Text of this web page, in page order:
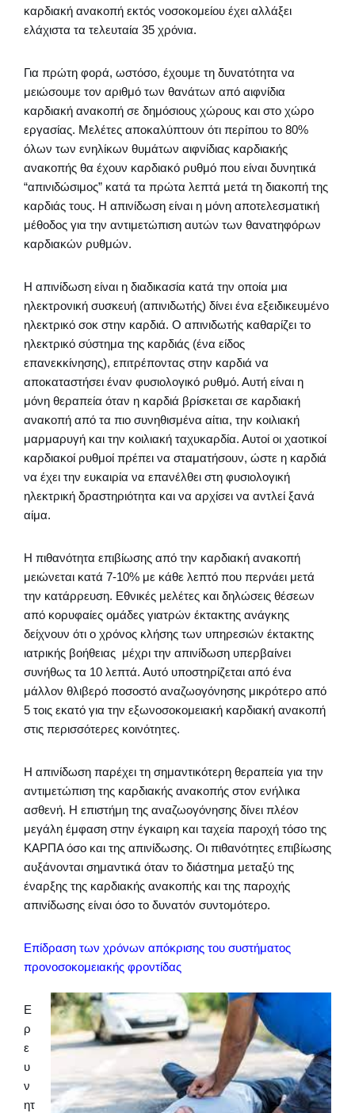
καρδιακή ανακοπή εκτός νοσοκομείου έχει αλλάξει
ελάχιστα τα τελευταία 35 χρόνια.
Για πρώτη φορά, ωστόσο, έχουμε τη δυνατότητα να
μειώσουμε τον αριθμό των θανάτων από αιφνίδια
καρδιακή ανακοπή σε δημόσιους χώρους και στο χώρο
εργασίας. Μελέτες αποκαλύπτουν ότι περίπου το 80%
όλων των ενηλίκων θυμάτων αιφνίδιας καρδιακής
ανακοπής θα έχουν καρδιακό ρυθμό που είναι δυνητικά
“απινιδώσιμος” κατά τα πρώτα λεπτά μετά τη διακοπή της
καρδιάς τους. Η απινίδωση είναι η μόνη αποτελεσματική
μέθοδος για την αντιμετώπιση αυτών των θανατηφόρων
καρδιακών ρυθμών.
Η απινίδωση είναι η διαδικασία κατά την οποία μια
ηλεκτρονική συσκευή (απινιδωτής) δίνει ένα εξειδικευμένο
ηλεκτρικό σοκ στην καρδιά. Ο απινιδωτής καθαρίζει το
ηλεκτρικό σύστημα της καρδιάς (ένα είδος
επανεκκίνησης), επιτρέποντας στην καρδιά να
αποκαταστήσει έναν φυσιολογικό ρυθμό. Αυτή είναι η
μόνη θεραπεία όταν η καρδιά βρίσκεται σε καρδιακή
ανακοπή από τα πιο συνηθισμένα αίτια, την κοιλιακή
μαρμαρυγή και την κοιλιακή ταχυκαρδία. Αυτοί οι χαοτικοί
καρδιακοί ρυθμοί πρέπει να σταματήσουν, ώστε η καρδιά
να έχει την ευκαιρία να επανέλθει στη φυσιολογική
ηλεκτρική δραστηριότητα και να αρχίσει να αντλεί ξανά
αίμα.
Η πιθανότητα επιβίωσης από την καρδιακή ανακοπή
μειώνεται κατά 7-10% με κάθε λεπτό που περνάει μετά
την κατάρρευση. Εθνικές μελέτες και δηλώσεις θέσεων
από κορυφαίες ομάδες γιατρών έκτακτης ανάγκης
δείχνουν ότι ο χρόνος κλήσης των υπηρεσιών έκτακτης
ιατρικής βοήθειας μέχρι την απινίδωση υπερβαίνει
συνήθως τα 10 λεπτά. Αυτό υποστηρίζεται από ένα
μάλλον θλιβερό ποσοστό αναζωογόνησης μικρότερο από
5 τοις εκατό για την εξωνοσοκομειακή καρδιακή ανακοπή
στις περισσότερες κοινότητες.
Η απινίδωση παρέχει τη σημαντικότερη θεραπεία για την
αντιμετώπιση της καρδιακής ανακοπής στον ενήλικα
ασθενή. Η επιστήμη της αναζωογόνησης δίνει πλέον
μεγάλη έμφαση στην έγκαιρη και ταχεία παροχή τόσο της
ΚΑΡΠΑ όσο και της απινίδωσης. Οι πιθανότητες επιβίωσης
αυξάνονται σημαντικά όταν το διάστημα μεταξύ της
έναρξης της καρδιακής ανακοπής και της παροχής
απινίδωσης είναι όσο το δυνατόν συντομότερο.
Επίδραση των χρόνων απόκρισης του συστήματος
προνοσοκομειακής φροντίδας
Ε
ρ
ε
υ
ν
ητ